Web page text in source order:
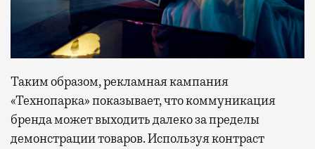
Таким образом, рекламная кампания
«Технопарка» показывает, что коммуникация
бренда может выходить далеко за пределы
демонстрации товаров. Используя контраст